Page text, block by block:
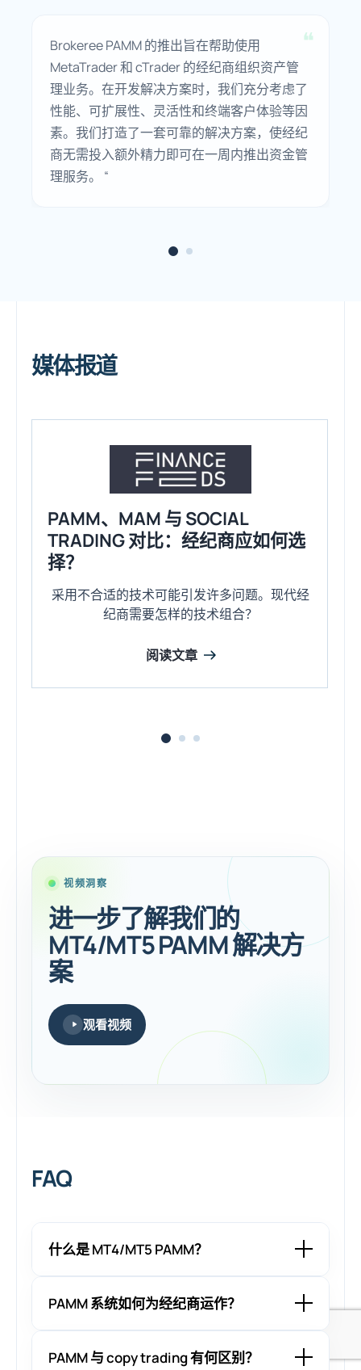
Brokeree PAMM 的推出旨在帮助使用
MetaTrader 和 cTrader 的经纪商组织资产管
理业务。在开发解决方案时，我们充分考虑了
性能、可扩展性、灵活性和终端客户体验等因
素。我们打造了一套可靠的解决方案，使经纪
商无需投入额外精力即可在一周内推出资金管
理服务。
媒体报道
PAMM、MAM 与 SOCIAL
TRADING 对比：经纪商应如何选
择？
采用不合适的技术可能引发许多问题。现代经
纪商需要怎样的技术组合？
阅读文章
视频洞察
进一步了解我们的
MT4/MT5 PAMM 解决方
案
观看视频
FAQ
什么是 MT4/MT5 PAMM？
PAMM 系统如何为经纪商运作？
PAMM 与 copy trading 有何区别？